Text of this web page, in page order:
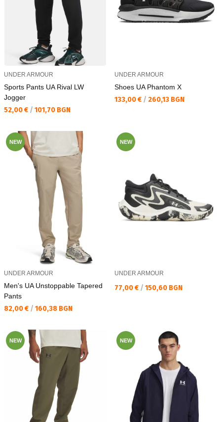
UNDER ARMOUR
Sports Pants UA Rival LW
Jogger
Текуща цена:
52,00 € / 101,70 BGN
UNDER ARMOUR
Shoes UA Phantom X
Текуща цена:
133,00 € / 260,13 BGN
NEW
UNDER ARMOUR
Men's UA Unstoppable Tapered
Pants
Текуща цена:
82,00 € / 160,38 BGN
NEW
UNDER ARMOUR
Текуща цена:
77,00 € / 150,60 BGN
NEW NEW